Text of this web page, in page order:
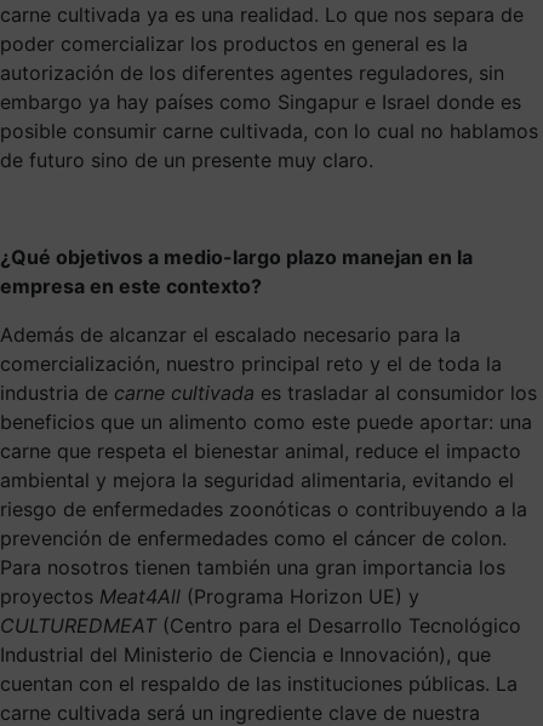
carne cultivada ya es una realidad. Lo que nos separa de
poder comercializar los productos en general es la
autorización de los diferentes agentes reguladores, sin
embargo ya hay países como Singapur e Israel donde es
posible consumir carne cultivada, con lo cual no hablamos
de futuro sino de un presente muy claro.
¿Qué objetivos a medio-largo plazo manejan en la
empresa en este contexto?
Además de alcanzar el escalado necesario para la
comercialización, nuestro principal reto y el de toda la
industria de carne cultivada es trasladar al consumidor los
beneficios que un alimento como este puede aportar: una
carne que respeta el bienestar animal, reduce el impacto
ambiental y mejora la seguridad alimentaria, evitando el
riesgo de enfermedades zoonóticas o contribuyendo a la
prevención de enfermedades como el cáncer de colon.
Para nosotros tienen también una gran importancia los
proyectos Meat4All (Programa Horizon UE) y
CULTUREDMEAT(Centro para el Desarrollo Tecnológico
Industrial del Ministerio de Ciencia e Innovación), que
cuentan con el respaldo de las instituciones públicas. La
carne cultivada será un ingrediente clave de nuestra